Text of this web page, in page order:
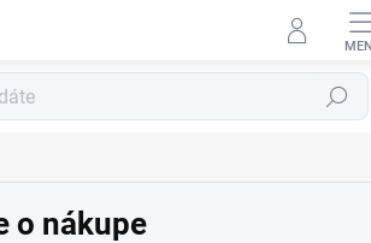
Hľadať
o nákupe